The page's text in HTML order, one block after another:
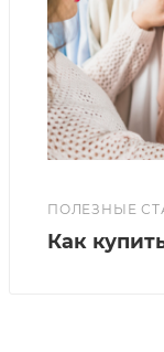
ПОЛЕЗНЫЕ
Как